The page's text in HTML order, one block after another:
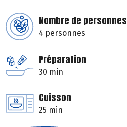
Nombre de personnes
4 personnes
Préparation
30 min
Cuisson
25 min